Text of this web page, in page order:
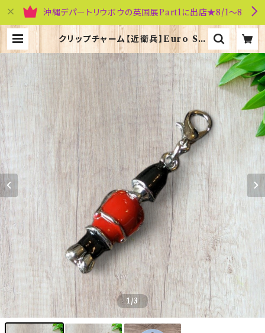
沖縄デパートリウボウの英国展Part1に出店★8/1～8
クリップチャーム【近衛兵】Euro Sti
ck 90193-E〔UCOC7〕 | 英国雑貨
専門店ブリティッシュ・ライフ
1/3